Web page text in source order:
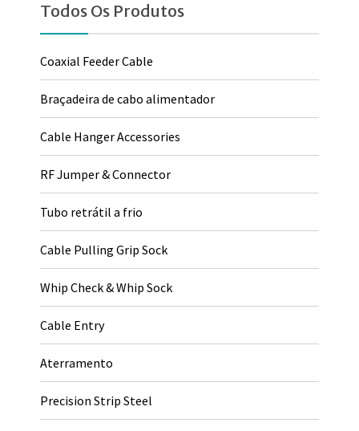
Todos Os Produtos
Coaxial Feeder Cable
Braçadeira de cabo alimentador
Cable Hanger Accessories
RF Jumper & Connector
Tubo retrátil a frio
Cable Pulling Grip Sock
Whip Check & Whip Sock
Cable Entry
Aterramento
Precision Strip Steel